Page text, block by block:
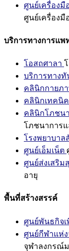
ศูนย์เครื่องมื
ศูนย์เครื่องมื
บริการทางการแพ
โอสถศาลา
บริการทางทั
คลินิกกายภ
คลินิกเทคนิ
คลินิกโภชน
โภชนาการ
โรงพยาบาล
ศูนย์เอ็มเน็ต
ศูนย์ส่งเสริม
อายุ
พื้นที่สร้างสรรค์
ศูนย์พันธกิจเ
ศูนย์กีฬาแห่
จุฬาลงกรณ์